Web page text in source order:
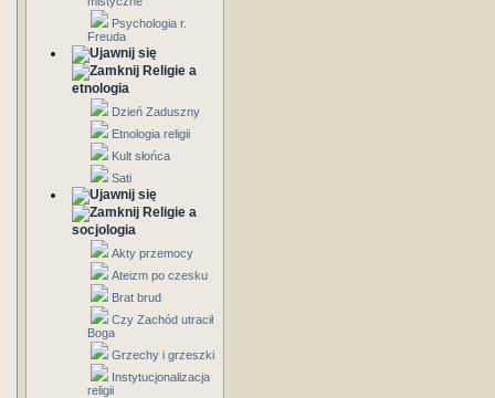
Psychologia r.
Freuda
Religie a
etnologia
Dzień Zaduszny
Etnologia religii
Kult słońca
Sati
Religie a
socjologia
Akty przemocy
Ateizm po czesku
Brat brud
Czy Zachód utracił
Boga
Grzechy i grzeszki
Instytucjonalizacja
religii